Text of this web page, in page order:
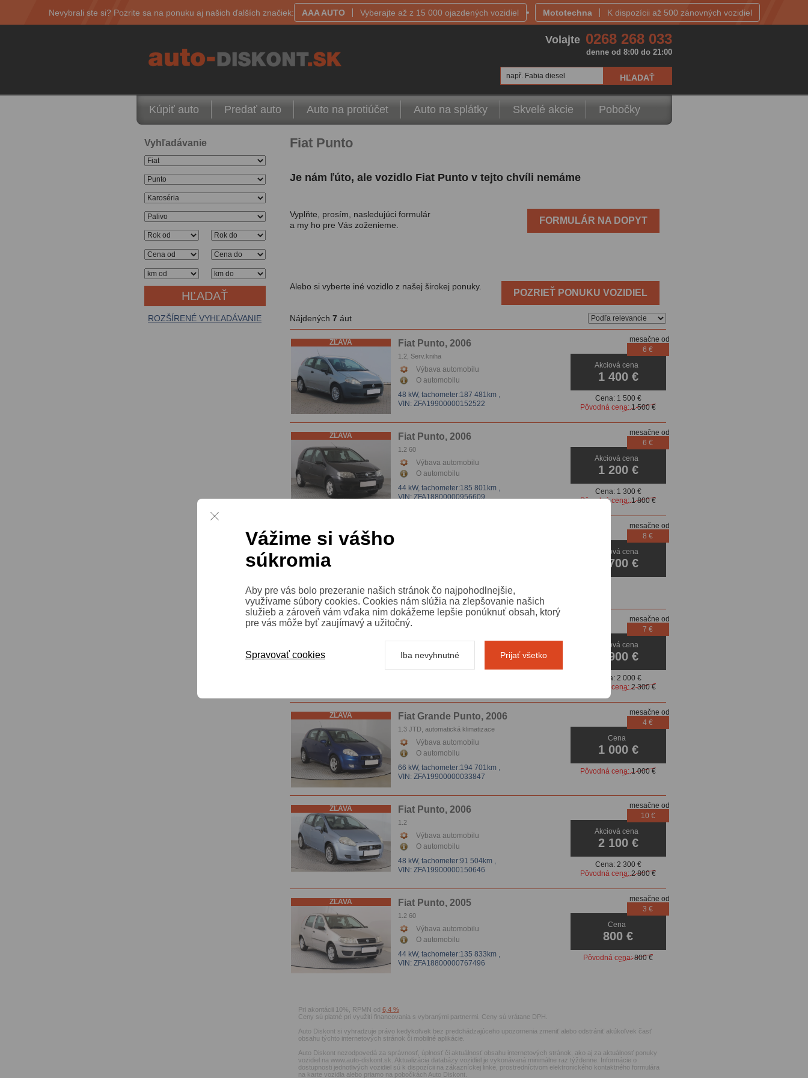
Nevybrali ste si? Pozrite sa na ponuku aj našich ďalších značiek: AAA AUTO Vyberajte až z 15 000 ojazdených vozidiel Mototechna K dispozícii až 500 zánovných vozidiel
např. Fabia diesel
Vyhľadávanie
ROZŠÍRENÉ VYHĽADÁVANIE
Fiat Punto
Je nám ľúto, ale vozidlo Fiat Punto v tejto chvíli nemáme
FORMULÁR NA DOPYT
Vyplňte, prosím, nasledujúci formulár
a my ho pre Vás zoženieme.
POZRIEŤ PONUKU VOZIDIEL
Alebo si vyberte iné vozidlo z našej širokej ponuky.
Nájdených 7 áut
ZĽAVA Fiat Punto, 2006
1.2, Serv.kniha
Výbava automobilu
O automobilu
48 kW, tachometer:187 481km ,
VIN: ZFA19900000152522
Akciová cena
1 400 €
mesačne od
6 €
Cena:1 500 €
Pôvodná cena:1 500 €
ZĽAVA Fiat Punto, 2006
1.2 60
Výbava automobilu
O automobilu
44 kW, tachometer:185 801km ,
VIN: ZFA18800000956609
Akciová cena
1 200 €
mesačne od
6 €
Cena:1 300 €
Pôvodná cena:1 800 €
VIN: ZFA19900001186172
Akciová cena
1 700 €
mesačne od
8 €
ZĽAVA Fiat Grande Punto, 2011
O automobilu
Akciová cena
1 900 €
mesačne od
7 €
Cena:2 000 €
Pôvodná cena:2 300 €
ZĽAVA Fiat Grande Punto, 2006
1.3 JTD, automatická klimatizace
Výbava automobilu
O automobilu
66 kW, tachometer:194 701km ,
VIN: ZFA19900000033847
Cena
1 000 €
mesačne od
4 €
Pôvodná cena:1 000 €
ZĽAVA Fiat Punto, 2006
1.2
Výbava automobilu
O automobilu
48 kW, tachometer:91 504km ,
VIN: ZFA19900000150646
Akciová cena
2 100 €
mesačne od
10 €
Cena:2 300 €
Pôvodná cena:2 800 €
ZĽAVA Fiat Punto, 2005
1.2 60
Výbava automobilu
O automobilu
44 kW, tachometer:135 833km ,
VIN: ZFA18800000767496
Cena
800 €
mesačne od
3 €
Pôvodná cena:800 €
Pri akontácii 10%, RPMN od 6,4 %
Ceny sú platné pri využití financovania s vybranými partnermi. Ceny sú vrátane DPH.
Auto Diskont si vyhradzuje právo kedykoľvek bez predchádzajúceho upozornenia zmeniť alebo odstrániť akúkoľvek časť
obsahu týchto internetových stránok či mobilné aplikácie.
Auto Diskont nezodpovedá za správnosť, úplnosť či aktuálnosť obsahu internetových stránok, ako aj za aktuálnosť ponuky
vozidiel na www.auto-diskont.sk. Aktualizácia databázy vozidiel je vykonávaná minimálne raz týždenne. Informácie o
dostupnosti jednotlivých vozidiel sú k dispozícii na zákazníckej linke, prostredníctvom elektronického kontaktného formulára
na karte vozidla alebo priamo na pobočkách Auto Diskont.
Kúpiť auto Predať auto Auto na protiúčet Auto na splátky Skvelé akcie Pobočky
Volajte 0268 268 033
denne od 8:00 do 21:00
Vážime si vášho
súkromia
Aby pre vás bolo prezeranie našich stránok čo najpohodlnejšie,
využívame súbory cookies. Cookies nám slúžia na zlepšovanie našich
služieb a zároveň vám vďaka nim dokážeme lepšie ponúknuť obsah, ktorý
pre vás môže byť zaujímavý a užitočný.
Spravovať cookies Iba nevyhnutné Prijať všetko